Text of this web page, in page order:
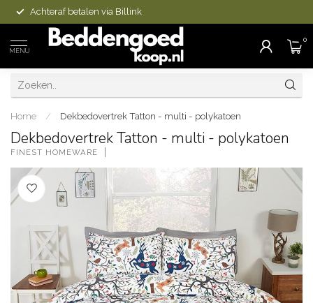
Achteraf betalen via Billink
MENU
0
Home / Dekbedovertrek Tatton - multi - polykatoen
Dekbedovertrek Tatton - multi - polykatoen
FINEST HOMEWARE